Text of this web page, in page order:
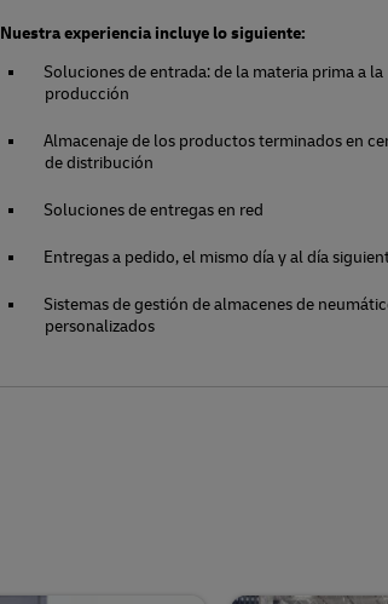
Nuestra experiencia incluye lo siguiente:
Soluciones de entrada: de la materia prima a la
producción
Almacenaje de los productos terminados en
de distribución
Soluciones de entregas en red
Entregas a pedido, el mismo día y al día
Sistemas de gestión de almacenes de
personalizados